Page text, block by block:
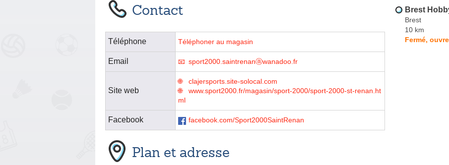
Contact
Téléphone Téléphoner au magasin
Email sport2000.saintrenanⓐwanadoo.fr
Site web
clajersports.site-solocal.com
www.sport2000.fr/magasin/sport-2000/sport-2000-st-renan.ht
ml
Facebook facebook.com/Sport2000SaintRenan
Plan et adresse
Brest
Brest
10 km
Fermé,